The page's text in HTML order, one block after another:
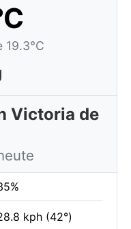
19.3°C
Victoria de
kph (42°)